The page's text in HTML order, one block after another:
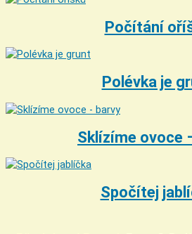
Počítání
Polévka je
Sklízíme ovoce
Spočítej